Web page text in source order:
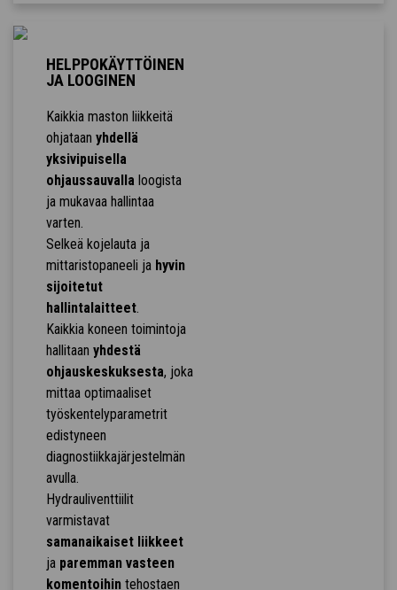
HELPPOKÄYTTÖINEN
JA LOOGINEN
Kaikkia maston liikkeitä
ohjataan yhdellä
yksivipuisella
ohjaussauvalla loogista
ja mukavaa hallintaa
varten.
Selkeä kojelauta ja
mittaristopaneeli ja hyvin
sijoitetut
hallintalaitteet.
Kaikkia koneen toimintoja
hallitaan yhdestä
ohjauskeskuksesta, joka
mittaa optimaaliset
työskentelyparametrit
edistyneen
diagnostiikkajärjestelmän
avulla.
Hydrauliventtiilit
varmistavat
samanaikaiset liikkeet
ja paremman vasteen
komentoihintehostaen